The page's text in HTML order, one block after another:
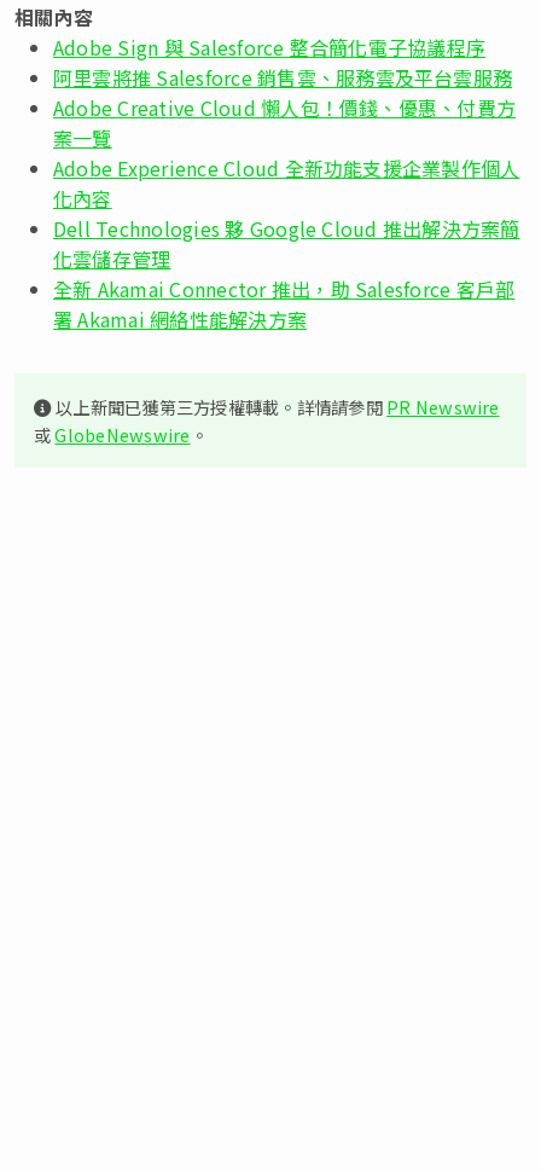
相關內容
Adobe Sign 與 Salesforce 整合簡化電子協議程序
阿里雲將推 Salesforce 銷售雲、服務雲及平台雲服務
Adobe Creative Cloud 懶人包！價錢、優惠、付費方
案一覽
Adobe Experience Cloud 全新功能支援企業製作個人
化內容
Dell Technologies 夥 Google Cloud 推出解決方案簡
化雲儲存管理
全新 Akamai Connector 推出，助 Salesforce 客戶部
署 Akamai 網絡性能解決方案
以上新聞已獲第三方授權轉載。詳情請參閱PR Newswire
或GlobeNewswire 。